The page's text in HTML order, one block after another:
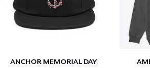
ANCHOR MEMORIAL DAY